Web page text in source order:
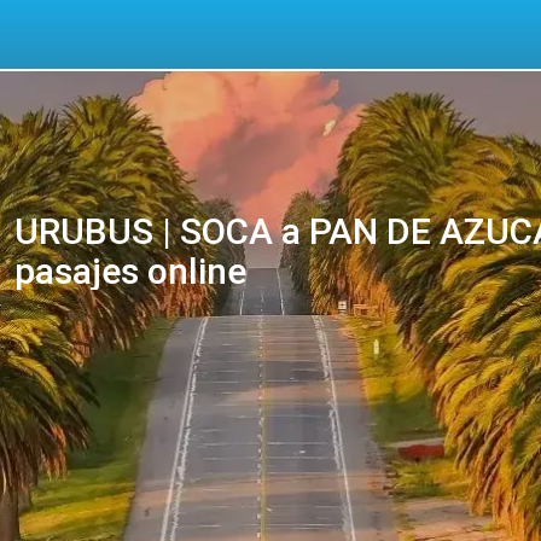
URUBUS | SOCA a PAN DE
pasajes online